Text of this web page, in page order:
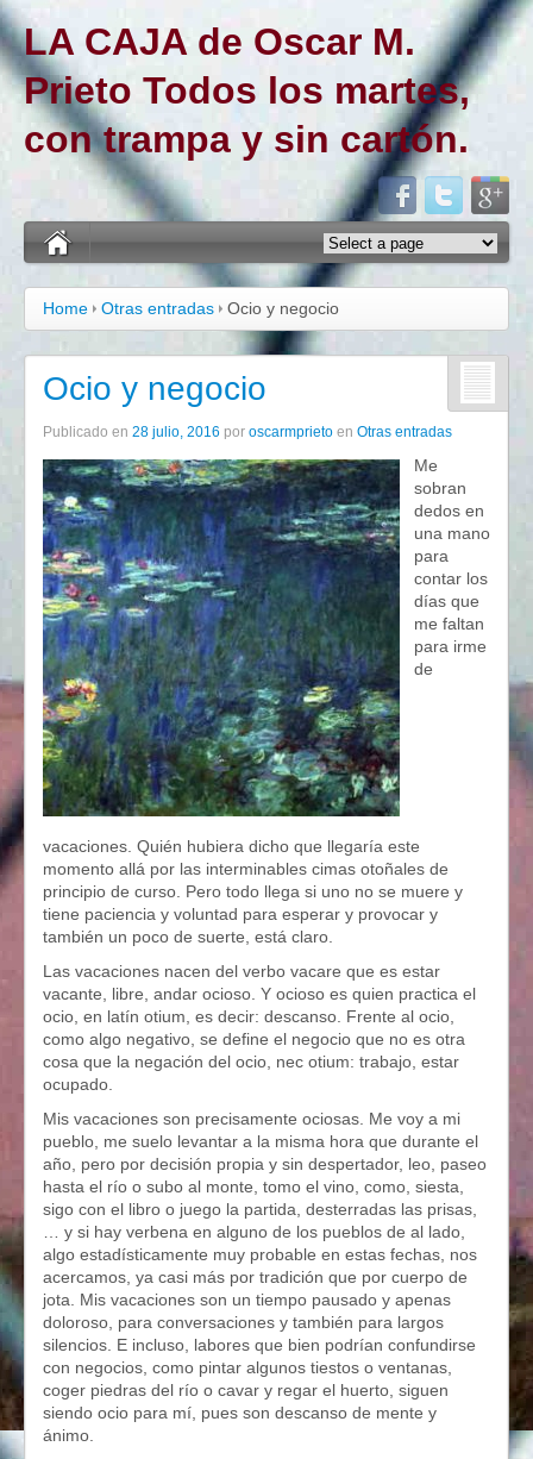
LA CAJA de Oscar M.
Prieto Todos los martes,
con trampa y sin cartón.
Home Otras entradas Ocio y negocio
Ocio y negocio
Publicado en 28 julio, 2016 por oscarmprieto en Otras entradas
Me
sobran
dedos en
una mano
para
contar los
días que
me faltan
para irme
de
vacaciones. Quién hubiera dicho que llegaría este
momento allá por las interminables cimas otoñales de
principio de curso. Pero todo llega si uno no se muere y
tiene paciencia y voluntad para esperar y provocar y
también un poco de suerte, está claro.
Las vacaciones nacen del verbo vacare que es estar
vacante, libre, andar ocioso. Y ocioso es quien practica el
ocio, en latín otium, es decir: descanso. Frente al ocio,
como algo negativo, se define el negocio que no es otra
cosa que la negación del ocio, nec otium: trabajo, estar
ocupado.
Mis vacaciones son precisamente ociosas. Me voy a mi
pueblo, me suelo levantar a la misma hora que durante el
año, pero por decisión propia y sin despertador, leo, paseo
hasta el río o subo al monte, tomo el vino, como, siesta,
sigo con el libro o juego la partida, desterradas las prisas,
… y si hay verbena en alguno de los pueblos de al lado,
algo estadísticamente muy probable en estas fechas, nos
acercamos, ya casi más por tradición que por cuerpo de
jota. Mis vacaciones son un tiempo pausado y apenas
doloroso, para conversaciones y también para largos
silencios. E incluso, labores que bien podrían confundirse
con negocios, como pintar algunos tiestos o ventanas,
coger piedras del río o cavar y regar el huerto, siguen
siendo ocio para mí, pues son descanso de mente y
ánimo.